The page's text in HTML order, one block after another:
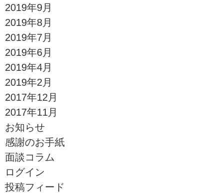
2019年9月
2019年8月
2019年7月
2019年6月
2019年4月
2019年2月
2017年12月
2017年11月
お知らせ
感謝のお手紙
面談コラム
ログイン
投稿フィード